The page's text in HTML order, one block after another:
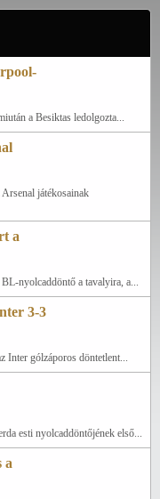
a Besiktas ledolgozta...
játékosainak
a
nyolcaddöntő a tavalyira, a...
3-3
Inter gólzáporos döntetlent...
esti nyolcaddöntőjének első...
a